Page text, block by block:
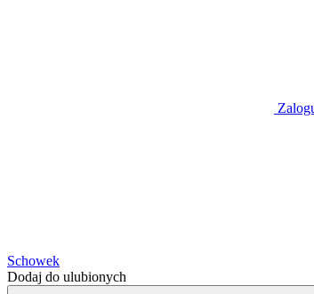
Schowek
Dodaj do ulubionych